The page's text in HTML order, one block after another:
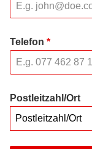
Telefon *
Postleitzahl/Ort
Postleitzahl/Ort